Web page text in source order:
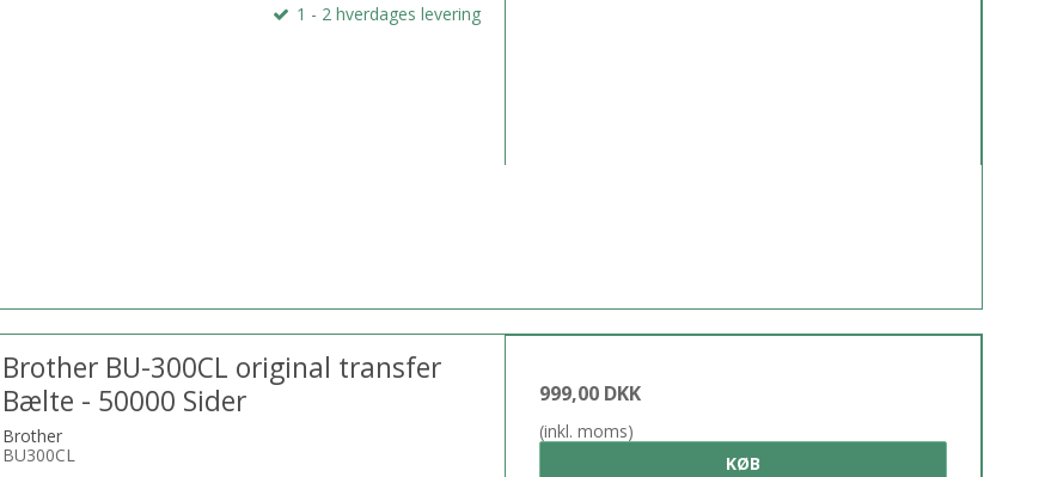
1 - 2 hverdages levering
Brother BU-300CL original transfer
Bælte - 50000 Sider
Brother
BU300CL
999,00 DKK
(inkl. moms)
KØB